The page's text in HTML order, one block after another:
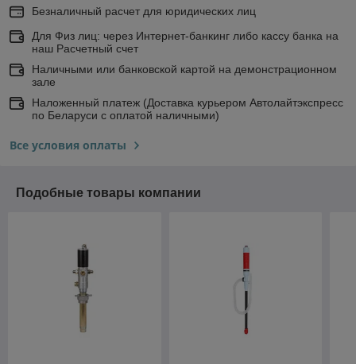
Безналичный расчет для юридических лиц
Для Физ лиц: через Интернет-банкинг либо кассу банка на
наш Расчетный счет
Наличными или банковской картой на демонстрационном
зале
Наложенный платеж (Доставка курьером Автолайтэкспресс
по Беларуси с оплатой наличными)
Все условия оплаты
Подобные товары компании